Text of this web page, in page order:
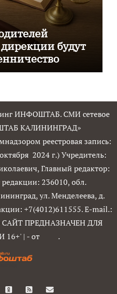
будут
ИНФОШТАБ. СМИ сетевое
КАЛИНИНГРАД»
реестровая запись:
2024 г.) Учредитель:
Главный редактор:
236010, обл.
ул. Менделеева, д.
+7(4012)611555. E-mail.:
САЙТ ПРЕДНАЗНАЧЕН ДЛЯ
16+' | - от .